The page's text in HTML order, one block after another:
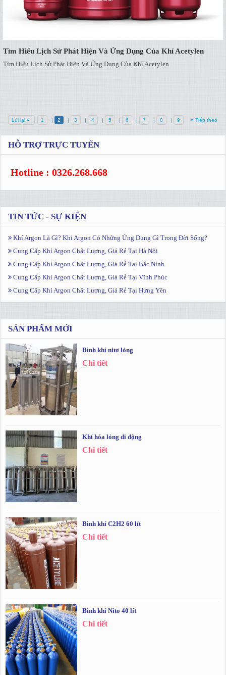
Tìm Hiểu Lịch Sử Phát Hiện Và Ứng Dụng Của Khí Acetylen
Tìm Hiểu Lịch Sử Phát Hiện Và Ứng Dụng Của Khí Acetylen
Lùi lại « 1 | 2 | 3 | 4 | 5 | 6 | 7 | 8 | 9 » Tiếp theo
HỖ TRỢ TRỰC TUYẾN
Hotline : 0326.268.668
TIN TỨC - SỰ KIỆN
Khí Argon Là Gì? Khí Argon Có Những Ứng Dụng Gì Trong Đời Sống?
Cung Cấp Khí Argon Chất Lượng, Giá Rẻ Tại Hà Nội
Cung Cấp Khí Argon Chất Lượng, Giá Rẻ Tại Bắc Ninh
Cung Cấp Khí Argon Chất Lượng, Giá Rẻ Tại Vĩnh Phúc
Cung Cấp Khí Argon Chất Lượng, Giá Rẻ Tại Hưng Yên
SẢN PHẨM MỚI
Bình khí nitơ lỏng
Chi tiết
Khí hóa lỏng di động
Chi tiết
Bình khí C2H2 60 lít
Chi tiết
Bình khí Nito 40 lít
Chi tiết